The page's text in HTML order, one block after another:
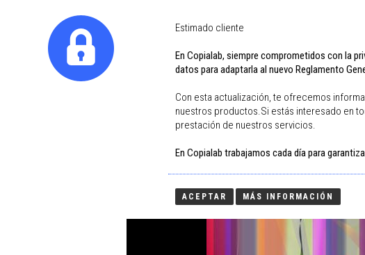
COPIALAB PRODUCTOS
Estimado cliente
En Copialab, siempre comprometidos con la
datos para adaptarla al nuevo Reglamento
Con esta actualización, te ofrecemos
nuestros productos.Si estás interesado en
prestación de nuestros servicios.
En Copialab trabajamos cada día para
ACEPTAR MÁS INFORMACIÓN